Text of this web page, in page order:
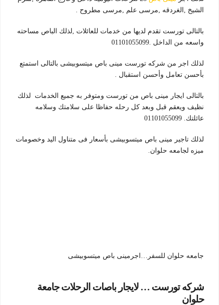
الشيخ ,الغردقه ,مرسى علم ,مرسى مطروح .
بالتالى تورست تقدم لديها من خدمات للعائلات ,لذلك الباص مساحته
واسعه من الداخل .01101055099
لذلك اجر من شركه تورست مينى باص ميتسوبيشى بالتالى استمتع
بأحسن تعامل وأحسن استقبال .
بالتالى ايجار مينى باص من تورست ومتوفر به جميع الخدمات لذلك
نظيف ويعقم قبل وبعد كل رحله حفاظا على سلامتك وسلامه
عائلتك. 01101055099
لذلك تاجير مينى باص ميتسوبيشى بأسعار فى متناول اليد وخصومات
ميزه لجامعه حلوان.
جامعه حلوان للسفر…اجرمينى باص ميتسوبيشى
شركه تورست … لايجار باصات الرحلات جامعة
حلوان